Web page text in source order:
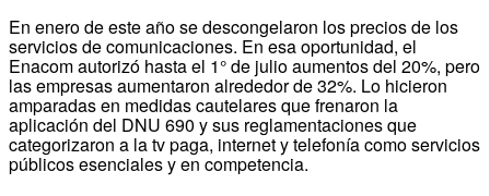
En enero de este año se descongelaron los precios de los
servicios de comunicaciones. En esa oportunidad, el
Enacom autorizó hasta el 1° de julio aumentos del 20%, pero
las empresas aumentaron alrededor de 32%. Lo hicieron
amparadas en medidas cautelares que frenaron la
aplicación del DNU 690 y sus reglamentaciones que
categorizaron a la tv paga, internet y telefonía como servicios
públicos esenciales y en competencia.